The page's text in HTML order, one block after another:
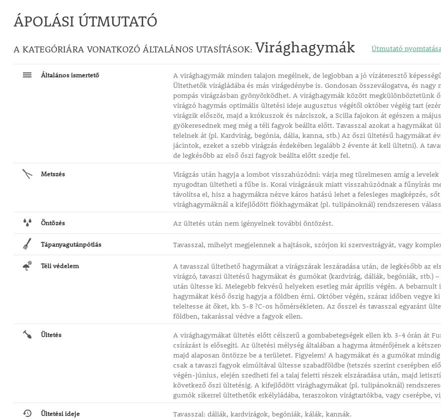
ÁPOLÁSI ÚTMUTATÓ
A KATEGÓRIÁRA VONATKOZÓ ÁLTALÁNOS UTASÍTÁSOK: Virághagymák Útmutató
Általános ismertető
A virághagymák minden talajon megélnek, de legjobban a jó vízáteresztő
Ültethetők virágládába és más virágedénybe is. Gondosan összeválogatva, és
pompás virágzásban gyönyörködhet. A virághagymák között megkülönböztetünk
virágzó hagymás optimális ültetési ideje augusztus végétől október végéig tart
virágzik először, majd a krókuszok és nárciszok, a Scilla fajokon át egészen a
gyökeresednek meg még a téli fagyok beállta előtt. Tavasszal azokat a hagymákat
telelnek át (pl. Kardvirág, begónia, dália, kanna, stb.) Az őszi ültetésű hagymákat
jácintok, ezeket a szebb virágzás érdekében legalább 2 évente át kell ültetni). A
de legkésőbb az első őszi fagyok beállta előtt szedje fel.
Metszés
Virágzás után hagyja a lombot visszahúzódni: várja meg türelmesen amíg a
nyugodtan ültetheti a fűbe is. Korai virágzásuk miatt visszahúzódnak a fűnyírás
távolítsa el, hisz a hagymákra nézve káros hatású lehet a felesleges magképzés,
virághagymáknál a kifejlődött fiókhagymákat (pl. tulipánoknál) rendszeresen
Öntözés Az ültetés után nem igényelnek további öntözést.
Tápanyagutánpótlás Tavasszal, mihelyt megjelennek a hajtások, szórjon ki szervestrágyát, vagy
Téli védelem
A tavasszal ültethető hagymákat a virágszárak leszáradása után, de legkésőbb az
virágzó, tavaszi ültetésű hagymákat és gumókat (kardvirág, dáliák, begóniák, stb.)
után ültesse ki. Melegebb fekvésű helyeken esetleg már április végén. A bebarnult
hagymákat késő őszig hagyja a földben érni. Október végén, száraz időben vegye
teleltesse át őket, kb. 5-8 ?C-os hőmérsékleten. Az ősszel és tavasszal egyaránt
földben, takarással védve a fagyok ellen.
Ültetés
A virághagymákat ültetés előtt célszerű a gombabetegségek ellen kb. 3-4 órán át
csírázást is elősegíti. Az ültetési mélység általában a hagyma átmérőjének a
majd alaposan öntözze be a területet. Figyelem! A hagymákat és a gumókat
csak a tavaszi fagyok elmúltával ültesse szabadföldbe (tetszés szerint cserépben
végén-június, elején szedheti fel a talaj feletti részek elszáradása után, majd
következő őszi ültetésig. A kifejlődött virághagymákat (pl. tulipánoknál)
gumók sikerrel ültethetők erkélyládába, teraszokon virágtartókba, vagy cserépbe,
Ültetési ideje
Tavasszal: dáliák, kardvirágok, begóniák, kálák, kannák.